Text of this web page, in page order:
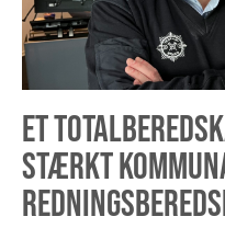
ET
STÆRKT